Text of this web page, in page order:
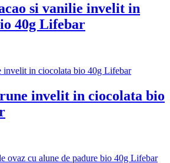
si vanilie invelit in
40g Lifebar
invelit in ciocolata bio